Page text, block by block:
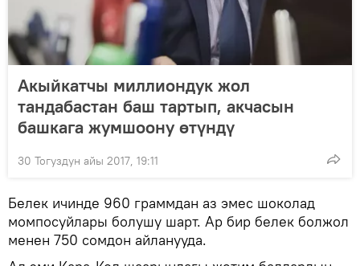
Акыйкатчы миллиондук жол
тандабастан баш тартып, акчасын
башкага жумшоону өтүндү
30 Тогуздун айы 2017, 19:11
Белек ичинде 960 граммдан аз эмес шоколад
момпосуйлары болушу шарт. Ар бир белек болжол
менен 750 сомдон айланууда.